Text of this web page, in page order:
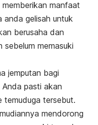
manfaat
anda gelisah untuk
berusaha dan
sebelum memasuki
jemputan bagi
Anda pasti akan
temuduga tersebut.
mendorong